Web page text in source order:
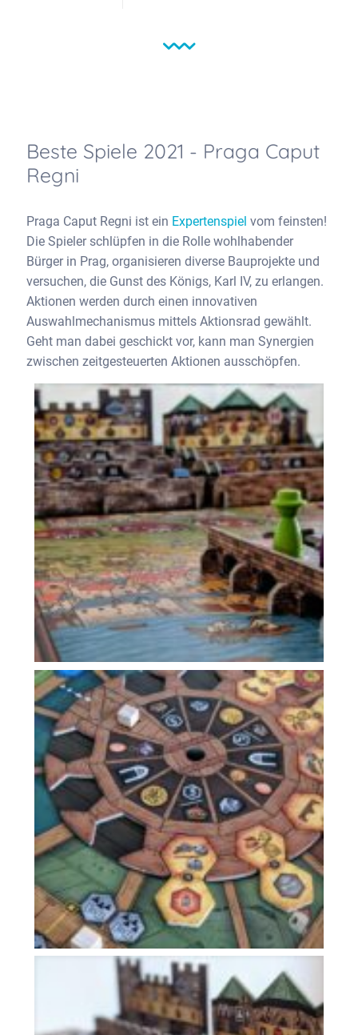
Beste Spiele 2021 - Praga Caput
Regni
Praga Caput Regni ist ein Expertenspiel vom feinsten!
Die Spieler schlüpfen in die Rolle wohlhabender
Bürger in Prag, organisieren diverse Bauprojekte und
versuchen, die Gunst des Königs, Karl IV, zu erlangen.
Aktionen werden durch einen innovativen
Auswahlmechanismus mittels Aktionsrad gewählt.
Geht man dabei geschickt vor, kann man Synergien
zwischen zeitgesteuerten Aktionen ausschöpfen.